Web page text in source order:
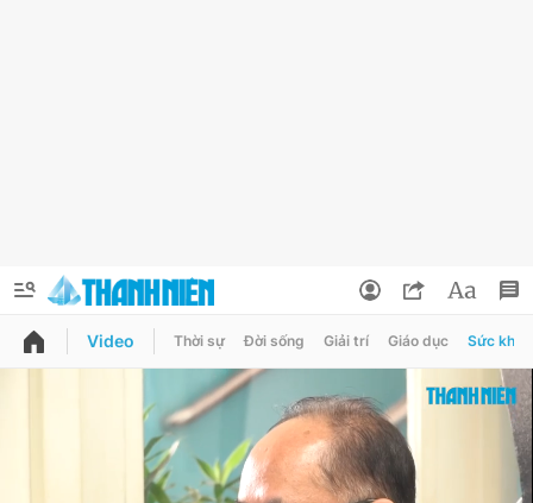
QUẢNG CÁO
Thông tin tài khoản
Đổi mật khẩu
Video Thời sự Đời sống Giải trí Giáo dục Sức khỏe